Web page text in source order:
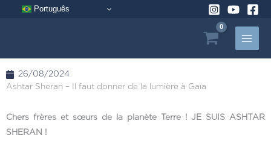
Português
26/08/2024
Ashtar Sheran – Il faut donner de la lumière à Gaïa
Chers frères et sœurs de la planète Terre ! JE SUIS ASHTAR
SHERAN !